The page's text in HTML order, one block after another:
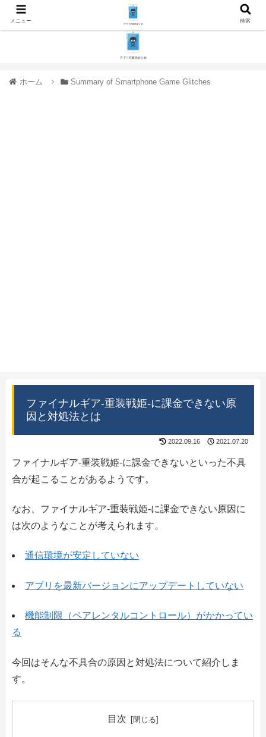
ホーム Summary of Smartphone Game Glitches
ファイナルギア-重装戦姫-に課金できない原
因と対処法とは
2022.09.16 2021.07.20
ファイナルギア-重装戦姫-に課金できないといった不具
合が起こることがあるようです。
なお、ファイナルギア-重装戦姫-に課金できない原因に
は次のようなことが考えられます。
通信環境が安定していない
アプリを最新バージョンにアップデートしていない
機能制限（ペアレンタルコントロール）がかかってい
る
今回はそんな不具合の原因と対処法について紹介しま
す。
目次
メニュー 検索